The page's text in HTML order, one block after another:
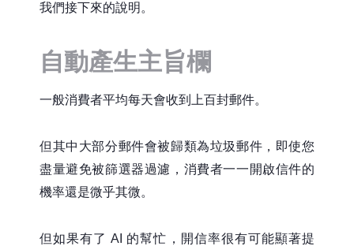
我們接下來的說明。
自動產生主旨欄
一般消費者平均每天會收到上百封郵件。
但其中大部分郵件會被歸類為垃圾郵件，即使您
盡量避免被篩選器過濾，消費者一一開啟信件的
機率還是微乎其微。
但如果有了 AI 的幫忙，開信率很有可能顯著提